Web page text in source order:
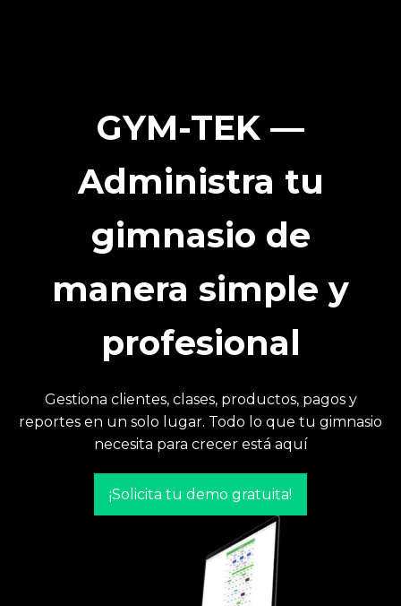
GYM-TEK —
Administra tu
gimnasio de
manera simple y
profesional
Gestiona clientes, clases, productos, pagos y
reportes en un solo lugar. Todo lo que tu gimnasio
necesita para crecer está aquí
¡Solicita tu demo gratuita!